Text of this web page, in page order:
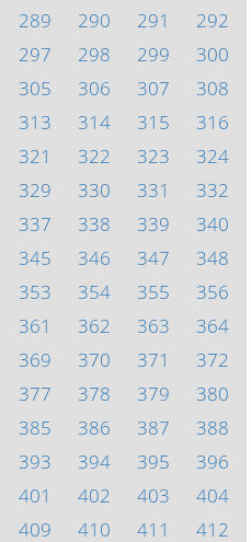
289 290 291
292
297 298 299
300
305 306 307
308
313 314 315
316
321 322 323
324
329 330 331
332
337 338 339
340
345 346 347
348
353 354 355
356
361 362 363
364
369 370 371
372
377 378 379
380
385 386 387
388
393 394 395
396
401 402 403
404
409 410 411 412